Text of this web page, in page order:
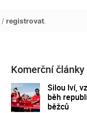
/ registrovat.
Komerční články
Silou lví,
běh
běžců